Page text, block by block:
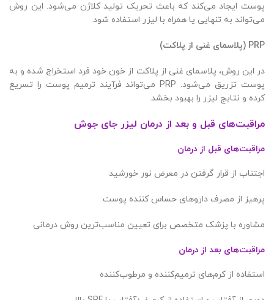
پوست ایجاد می‌کند که باعث تحریک تولید کلاژن می‌شود. این روش
می‌تواند به تنهایی یا همراه با لیزر استفاده شود.
PRP ( پلاسمای غنی از پلاکت)
در این روش، پلاسمای غنی از پلاکت از خون خود فرد استخراج شده و به
پوست تزریق می‌شود. PRP می‌تواند فرآیند ترمیم پوست را تسریع
کرده و نتایج لیزر را بهبود بخشد.
مراقبت‌های قبل و بعد از درمان لیزر جای جوش
مراقبت‌های قبل از درمان
اجتناب از قرار گرفتن در معرض نور خورشید
پرهیز از مصرف داروهای حساس کننده پوست
مشاوره با پزشک متخصص برای تعیین مناسب‌ترین روش درمانی
مراقبت‌های بعد از درمان
استفاده از کرم‌های ترمیم‌کننده و مرطوب‌کننده